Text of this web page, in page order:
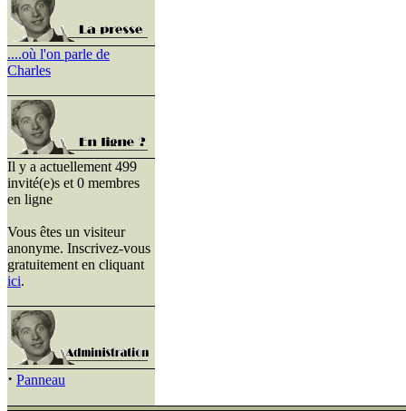
....où l'on parle de
Charles
Il y a actuellement 499
invité(e)s et 0 membres
en ligne
Vous êtes un visiteur
anonyme. Inscrivez-vous
gratuitement en cliquant
ici.
· Panneau